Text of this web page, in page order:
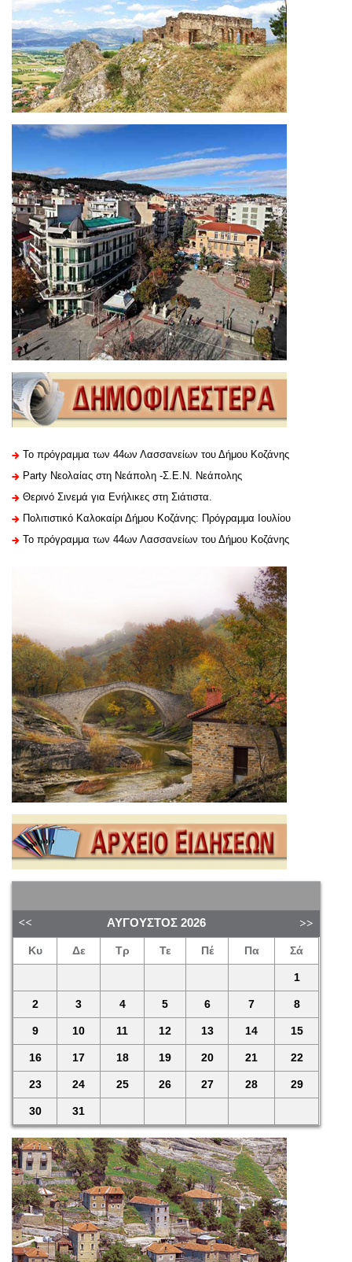
Το πρόγραμμα των 44ων Λασσανείων του Δήμου Κοζάνης
Party Νεολαίας στη Νεάπολη -Σ.Ε.Ν. Νεάπολης
Θερινό Σινεμά για Ενήλικες στη Σιάτιστα.
Πολιτιστικό Καλοκαίρι Δήμου Κοζάνης: Πρόγραμμα Ιουλίου
Το πρόγραμμα των 44ων Λασσανείων του Δήμου Κοζάνης
ΑΎΓΟΥΣΤΟΣ 2026
Κυ Δε Τρ Τε Πέ Πα Σά
1
2 3 4 5 6 7 8
9 10 11 12 13 14 15
16 17 18 19 20 21 22
23 24 25 26 27 28 29
30 31